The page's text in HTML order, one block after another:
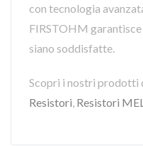
con tecnologia
FIRSTOHM
siano soddisfatte.
Scopri i nostri prodotti
Resistori, Resistori